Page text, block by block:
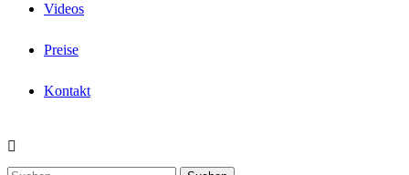
Videos
Preise
Kontakt